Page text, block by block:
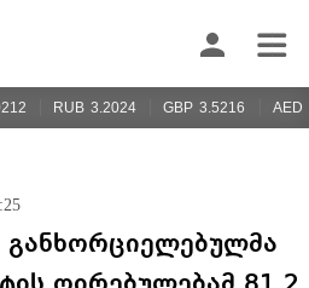
RUB 3.2024 GBP 3.5216 AED